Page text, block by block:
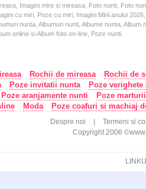
Imagini mire si mireasa, Foto nunti, Foto
cu miri, Poze cu miri, Imagini Mirii anului
nunta, Albumuri nunti, Albume nunta,
online si Album foto on-line, Poze nunti.
Rochii de mireasa
Rochii de
Poze invitatii nunta
Poze
Poze aranjamente nunti
Poze
Moda Poze coafuri si machiaj
Despre noi
Termeni si
Copyright 2006